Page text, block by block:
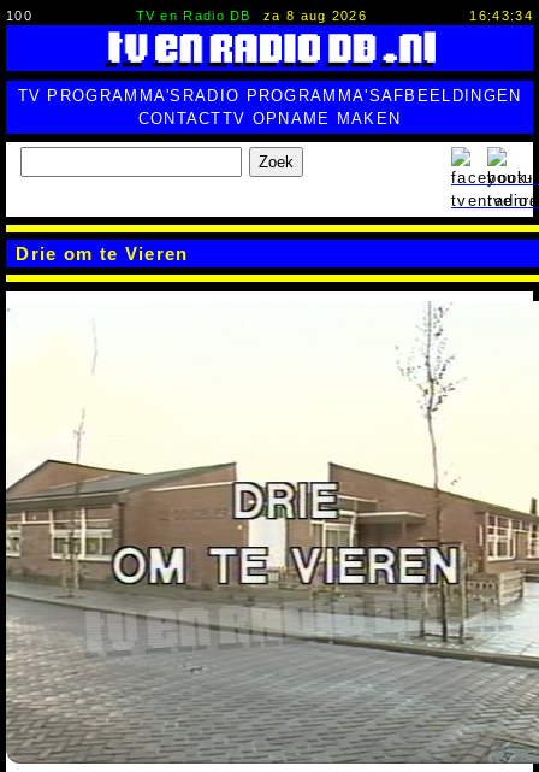
100 TV en Radio DB za 8 aug 2026 16:43:34
TV PROGRAMMA'S RADIO PROGRAMMA'SAFBEELDINGEN
CONTACTTV OPNAME MAKEN
Zoek
Drie om te Vieren